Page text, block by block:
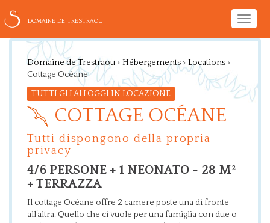
Toggle
DOMAINE DE TRESTRAOU
Domaine de Trestraou > Hébergements > Locations >
Cottage Océane
TUTTI GLI ALLOGGI IN LOCAZIONE
COTTAGE OCÉANE
Tutti dispongono della propria
privacy
4/6 PERSONE + 1 NEONATO - 28 M²
+ TERRAZZA
Il cottage Océane offre 2 camere poste una di fronte
all’altra. Quello che ci vuole per una famiglia con due o